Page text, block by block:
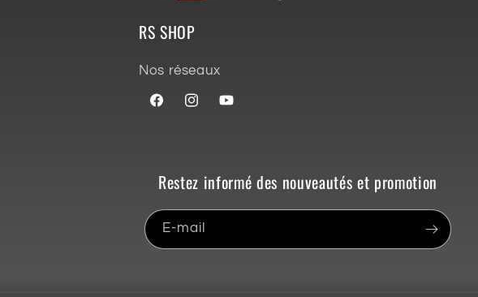
RS SHOP
Nos réseaux
FacebookInstagramYouTube
Restez informé des nouveautés et promotion
E-mail